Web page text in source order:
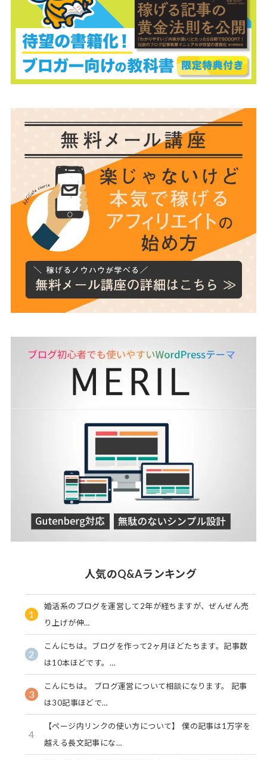
人気のQ&Aランキング
1
婚活系のブログを運営して2年が経ちますが、ぜんぜん売
り上げが伸…
2
こんにちは。ブログを作って2ヶ月ほどたちます。記事数
は10本ほどです。…
3
こんにちは。 ブログ運営について相談になります。 記事
は30記事ほどで…
4
【ページ内リンクの使い方について】 僕の記事は1万字を
越える長文記事にな…